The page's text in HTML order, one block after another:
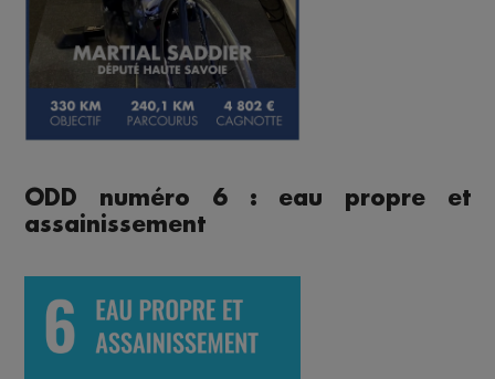
ODD numéro 6 : eau propre et
assainissement